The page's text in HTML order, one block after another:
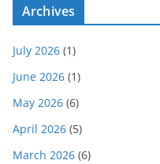
Archives
July 2026 (1)
June 2026 (1)
May 2026 (6)
April 2026 (5)
March 2026 (6)